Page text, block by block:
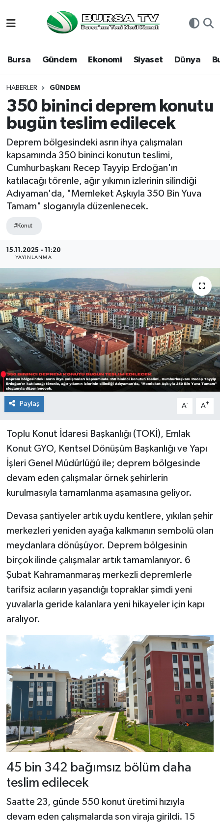
Bursa Gündem Ekonomi Siyaset Dünya
HABERLER GÜNDEM
350 bininci deprem konutu
bugün teslim edilecek
Deprem bölgesindeki asrın ihya çalışmaları
kapsamında 350 bininci konutun teslimi,
Cumhurbaşkanı Recep Tayyip Erdoğan'ın
katılacağı törenle, ağır yıkımın izlerinin silindiği
Adıyaman'da, "Memleket Aşkıyla 350 Bin Yuva
Tamam" sloganıyla düzenlenecek.
#Konut
15.11.2025 - 11:20
YAYINLANMA
Paylaş A- A+
Toplu Konut İdaresi Başkanlığı (TOKİ), Emlak
Konut GYO, Kentsel Dönüşüm Başkanlığı ve Yapı
İşleri Genel Müdürlüğü ile; deprem bölgesinde
devam eden çalışmalar örnek şehirlerin
kurulmasıyla tamamlanma aşamasına geliyor.
Devasa şantiyeler artık uydu kentlere, yıkılan şehir
merkezleri yeniden ayağa kalkmanın sembolü olan
meydanlara dönüşüyor. Deprem bölgesinin
birçok ilinde çalışmalar artık tamamlanıyor. 6
Şubat Kahramanmaraş merkezli depremlerle
tarifsiz acıların yaşandığı topraklar şimdi yeni
yuvalarla geride kalanlara yeni hikayeler için kapı
aralıyor.
45 bin 342 bağımsız bölüm daha
teslim edilecek
Saatte 23, günde 550 konut üretimi hızıyla
devam eden çalışmalarda son viraja girildi. 15
Bursa
Dünya
Eğitim
Ekonomi
Genel
Gündem
Magazin
Spor
Teknoloji
Türkiye
Hava Durumu
Namaz Vakitleri
Trafik Durumu
Süper Lig Puan Durumu ve Fikstür
Tüm Manşetler
Son Dakika Haberleri
Haber Arşivi